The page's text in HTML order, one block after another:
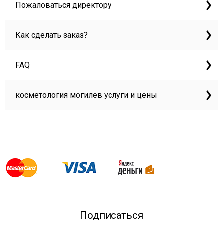
Пожаловаться директору
Как сделать заказ?
FAQ
косметология могилев услуги и цены
Подписаться